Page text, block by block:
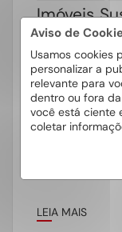
Aviso de
Usamos cookies
personalizar a
relevante para
dentro ou fora da
você está ciente
coletar
Imóveis
Que Mais
Vinhedo
O mercado
ênfase no
LEIA MAIS